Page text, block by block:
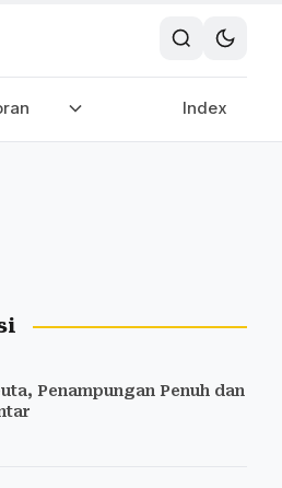
Index
Penampungan Penuh dan